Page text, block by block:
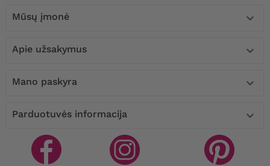
Mūsų įmonė 
Apie užsakymus 
Mano paskyra 
Parduotuvės informacija 